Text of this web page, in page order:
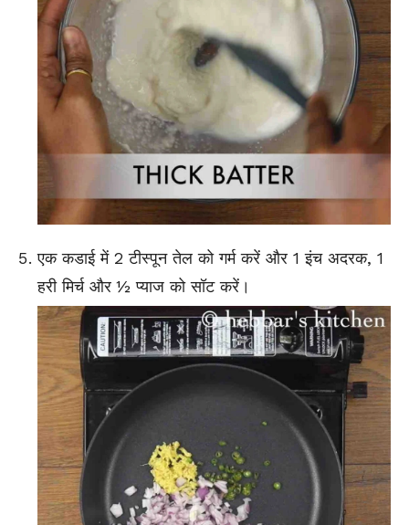
एक कडाई में 2 टीस्पून तेल को गर्म करें और 1 इंच अदरक, 1
हरी मिर्च और ½ प्याज को सॉट करें।